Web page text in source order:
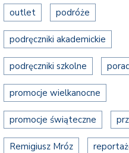
outlet podróże
podręczniki akademickie
podręczniki szkolne
promocje wielkanocne
promocje świąteczne
Remigiusz Mróz